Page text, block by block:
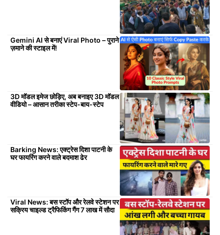
Gemini AI से बनाएं Viral Photo – पुराने
ज़माने की स्टाइल में!
3D मॉडल इमेज छोड़िए, अब बनाइए 3D मॉडल
वीडियो – आसान तरीका स्टेप-बाय-स्टेप
Barking News: एक्ट्रेस दिशा पाटनी के
घर फायरिंग करने वाले बदमाश ढेर
Viral News: बस स्टॉप और रेलवे स्टेशन पर
सक्रिय चाइल्ड ट्रैफिकिंग गैंग 7 लाख में सौदा